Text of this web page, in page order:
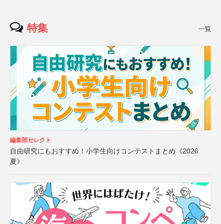
特集 一覧
編集部セレクト
自由研究にもおすすめ！小学生向けコンテストまとめ《2026
夏》